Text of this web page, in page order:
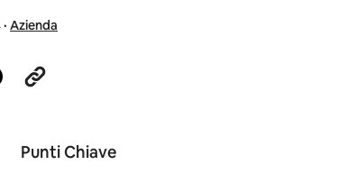
· Azienda
Punti Chiave